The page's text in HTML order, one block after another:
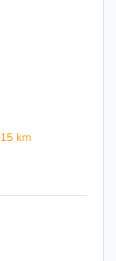
km